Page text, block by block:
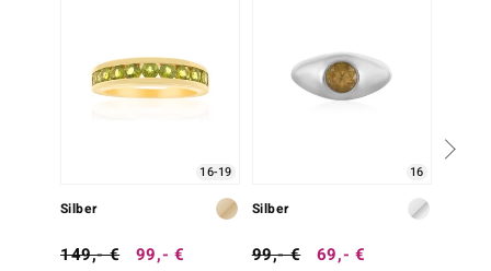
16-19
Silber
149,- € 99,- €
16
Silber
99,- € 69,- €